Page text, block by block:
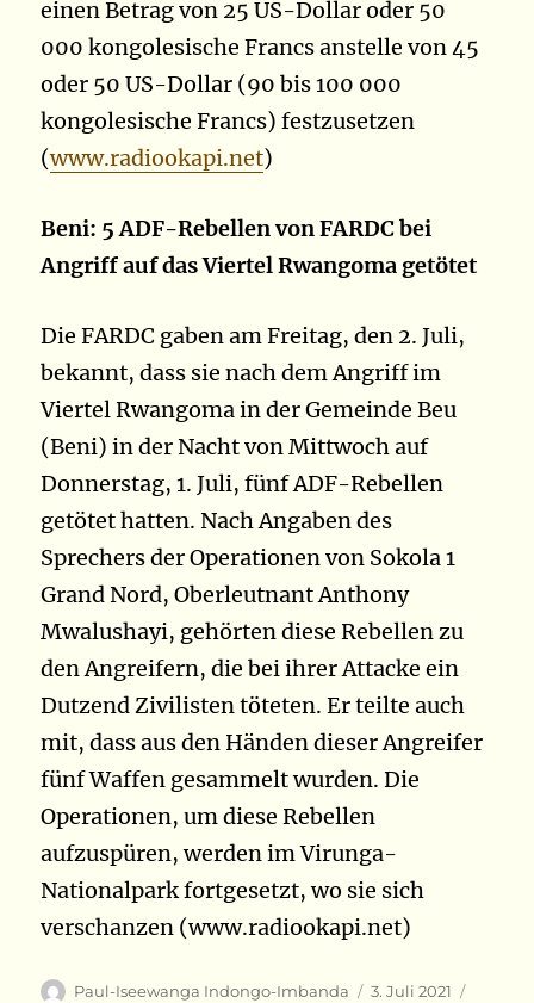
einen Betrag von 25 US-Dollar oder 50
000 kongolesische Francs anstelle von 45
oder 50 US-Dollar (90 bis 100 000
kongolesische Francs) festzusetzen
(www.radiookapi.net)
Beni: 5 ADF-Rebellen von FARDC bei
Angriff auf das Viertel Rwangoma getötet
Die FARDC gaben am Freitag, den 2. Juli,
bekannt, dass sie nach dem Angriff im
Viertel Rwangoma in der Gemeinde Beu
(Beni) in der Nacht von Mittwoch auf
Donnerstag, 1. Juli, fünf ADF-Rebellen
getötet hatten. Nach Angaben des
Sprechers der Operationen von Sokola 1
Grand Nord, Oberleutnant Anthony
Mwalushayi, gehörten diese Rebellen zu
den Angreifern, die bei ihrer Attacke ein
Dutzend Zivilisten töteten. Er teilte auch
mit, dass aus den Händen dieser Angreifer
fünf Waffen gesammelt wurden. Die
Operationen, um diese Rebellen
aufzuspüren, werden im Virunga-
Nationalpark fortgesetzt, wo sie sich
verschanzen (www.radiookapi.net)
Autor
Paul-Iseewanga Indongo-Imbanda
Veröffentlicht
3. Juli 2021